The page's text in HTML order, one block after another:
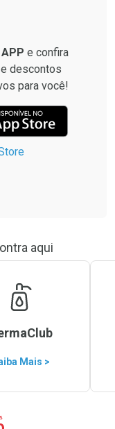
APP e confira
descontos
para você!
aqui
Mais >